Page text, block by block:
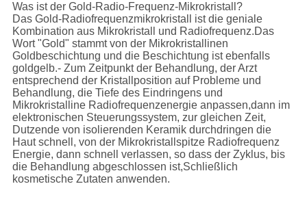
Was ist der Gold-Radio-Frequenz-Mikrokristall?
Das Gold-Radiofrequenzmikrokristall ist die geniale
Kombination aus Mikrokristall und Radiofrequenz.Das
Wort "Gold" stammt von der Mikrokristallinen
Goldbeschichtung und die Beschichtung ist ebenfalls
goldgelb.- Zum Zeitpunkt der Behandlung, der Arzt
entsprechend der Kristallposition auf Probleme und
Behandlung, die Tiefe des Eindringens und
Mikrokristalline Radiofrequenzenergie anpassen,dann im
elektronischen Steuerungssystem, zur gleichen Zeit,
Dutzende von isolierenden Keramik durchdringen die
Haut schnell, von der Mikrokristallspitze Radiofrequenz
Energie, dann schnell verlassen, so dass der Zyklus, bis
die Behandlung abgeschlossen ist,Schließlich
kosmetische Zutaten anwenden.